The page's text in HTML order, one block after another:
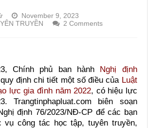
November 9, 2023
TRUYỀN
2 Comments
Chính phủ ban hành Nghị định
quy định chi tiết một số điều của Luật
lực gia đình năm 2022, có hiệu lực
Trangtinphapluat.com biên soạn
định 76/2023/NĐ-CP để các bạn
vụ công tác học tập, tuyên truyền,